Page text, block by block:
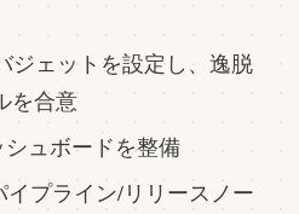
ジェットを設定し、逸脱
を合意
ュボードを整備
イプライン/リリースノー